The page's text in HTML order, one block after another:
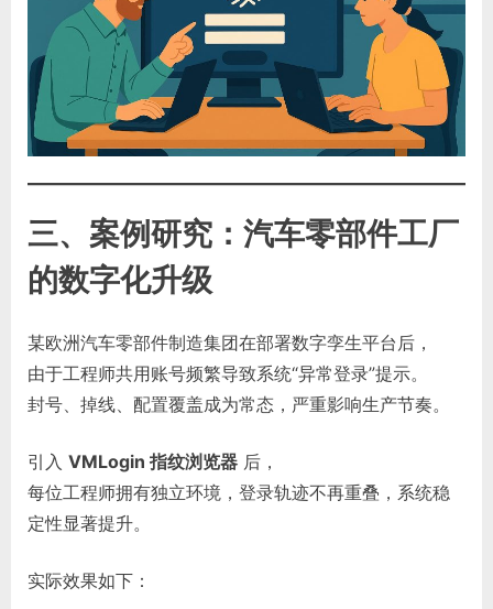
三、案例研究：汽车零部件工厂
的数字化升级
某欧洲汽车零部件制造集团在部署数字孪生平台后，
由于工程师共用账号频繁导致系统“异常登录”提示。
封号、掉线、配置覆盖成为常态，严重影响生产节奏。
引入 VMLogin 指纹浏览器 后，
每位工程师拥有独立环境，登录轨迹不再重叠，系统稳
定性显著提升。
实际效果如下：